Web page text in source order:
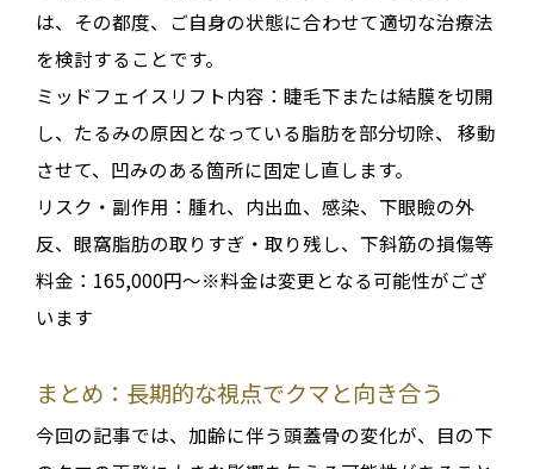
は、 その都度、ご自身の状態に合わせて適切な治療法
を検討することです。
ミッドフェイスリフト内容： 睫毛下または結膜を切開
し、たるみの原因となっている脂肪を部分切除、 移動
させて、凹みのある箇所に固定し直します。
リスク・副作用： 腫れ、内出血、感染、下眼瞼の外
反、眼窩脂肪の取りすぎ・取り残し、下斜筋の損傷等
料金：165,000円～※料金は変更となる可能性がござ
います
まとめ：長期的な視点でクマと向き合う
今回の記事では、加齢に伴う頭蓋骨の変化が、目の下